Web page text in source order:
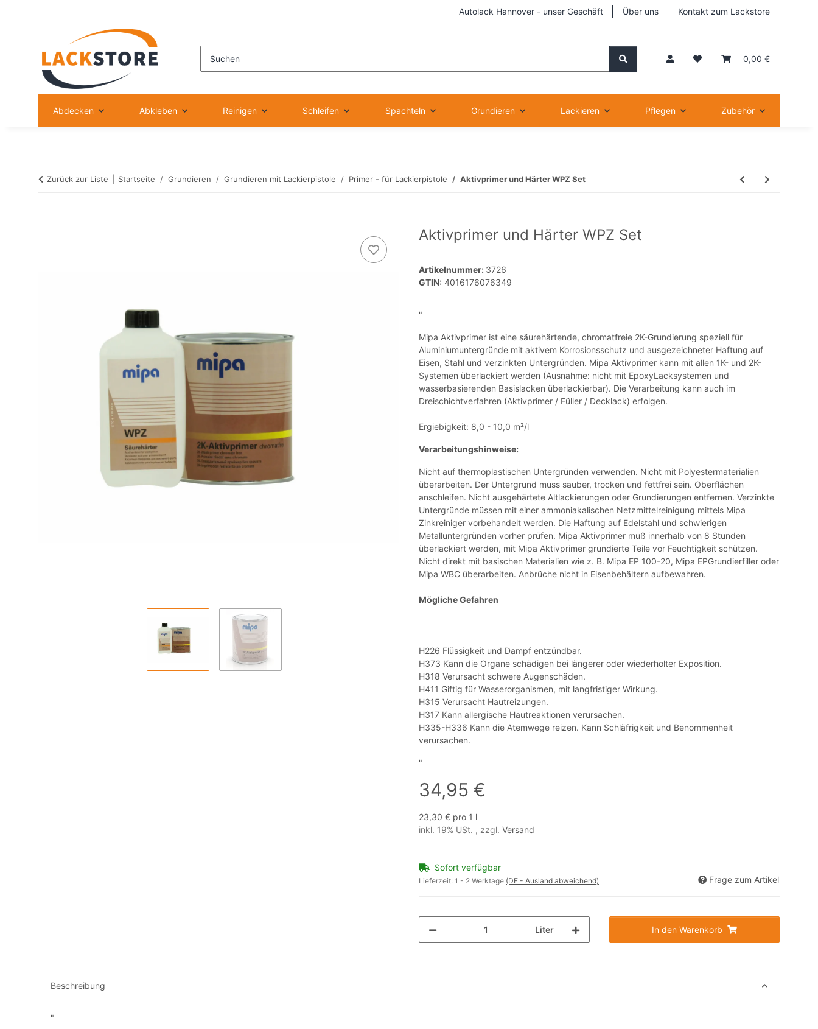
Autolack Hannover - unser Geschäft Über uns Kontakt zum Lackstore
0,00 €
Abdecken Abkleben Reinigen Schleifen Spachteln Grundieren Lackieren Pflegen Zubehör
Zurück zur Liste Startseite Grundieren Grundieren mit Lackierpistole Primer - für Lackierpistole Aktivprimer und Härter WPZ Set
Aktivprimer und Härter WPZ Set
Artikelnummer: 3726
GTIN: 4016176076349
"
Mipa Aktivprimer ist eine säurehärtende, chromatfreie 2K-Grundierung speziell für
Aluminiumuntergründe mit aktivem Korrosionsschutz und ausgezeichneter Haftung auf
Eisen, Stahl und verzinkten Untergründen. Mipa Aktivprimer kann mit allen 1K- und 2K-
Systemen überlackiert werden (Ausnahme: nicht mit EpoxyLacksystemen und
wasserbasierenden Basislacken überlackierbar). Die Verarbeitung kann auch im
Dreischichtverfahren (Aktivprimer / Füller / Decklack) erfolgen.
Ergiebigkeit: 8,0 - 10,0 m²/l
Verarbeitungshinweise:
Nicht auf thermoplastischen Untergründen verwenden. Nicht mit Polyestermaterialien
überarbeiten. Der Untergrund muss sauber, trocken und fettfrei sein. Oberflächen
anschleifen. Nicht ausgehärtete Altlackierungen oder Grundierungen entfernen. Verzinkte
Untergründe müssen mit einer ammoniakalischen Netzmittelreinigung mittels Mipa
Zinkreiniger vorbehandelt werden. Die Haftung auf Edelstahl und schwierigen
Metalluntergründen vorher prüfen. Mipa Aktivprimer muß innerhalb von 8 Stunden
überlackiert werden, mit Mipa Aktivprimer grundierte Teile vor Feuchtigkeit schützen.
Nicht direkt mit basischen Materialien wie z. B. Mipa EP 100-20, Mipa EPGrundierfiller oder
Mipa WBC überarbeiten. Anbrüche nicht in Eisenbehältern aufbewahren.
Mögliche Gefahren
H226 Flüssigkeit und Dampf entzündbar.
H373 Kann die Organe schädigen bei längerer oder wiederholter Exposition.
H318 Verursacht schwere Augenschäden.
H411 Giftig für Wasserorganismen, mit langfristiger Wirkung.
H315 Verursacht Hautreizungen.
H317 Kann allergische Hautreaktionen verursachen.
H335-H336 Kann die Atemwege reizen. Kann Schläfrigkeit und Benommenheit
verursachen.
"
34,95 €
23,30 € pro 1 l
inkl. 19% USt. , zzgl. Versand
Sofort verfügbar
Lieferzeit: 1 - 2 Werktage (DE - Ausland abweichend) Frage zum Artikel
Liter In den Warenkorb
Beschreibung
"